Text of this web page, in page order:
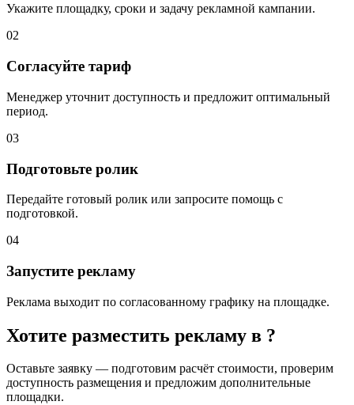
Укажите площадку, сроки и задачу рекламной кампании.
02
Согласуйте тариф
Менеджер уточнит доступность и предложит оптимальный
период.
03
Подготовьте ролик
Передайте готовый ролик или запросите помощь с
подготовкой.
04
Запустите рекламу
Реклама выходит по согласованному графику на площадке.
Хотите разместить рекламу в ?
Оставьте заявку — подготовим расчёт стоимости, проверим
доступность размещения и предложим дополнительные
площадки.